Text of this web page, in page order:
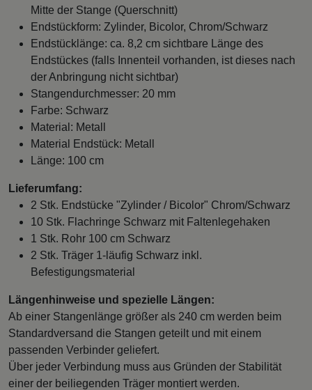
Mitte der Stange (Querschnitt)
Endstückform: Zylinder, Bicolor, Chrom/Schwarz
Endstücklänge: ca. 8,2 cm sichtbare Länge des
Endstückes (falls Innenteil vorhanden, ist dieses nach
der Anbringung nicht sichtbar)
Stangendurchmesser: 20 mm
Farbe: Schwarz
Material: Metall
Material Endstück: Metall
Länge: 100 cm
Lieferumfang:
2 Stk. Endstücke "Zylinder / Bicolor" Chrom/Schwarz
10 Stk. Flachringe Schwarz mit Faltenlegehaken
1 Stk. Rohr 100 cm Schwarz
2 Stk. Träger 1-läufig Schwarz inkl.
Befestigungsmaterial
Längenhinweise und spezielle Längen:
Ab einer Stangenlänge größer als 240 cm werden beim
Standardversand die Stangen geteilt und mit einem
passenden Verbinder geliefert.
Über jeder Verbindung muss aus Gründen der Stabilität
einer der beiliegenden Träger montiert werden.